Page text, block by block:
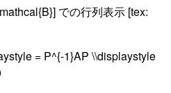
での行列表示 [tex:
= P^{-1}AP \\displaystyle